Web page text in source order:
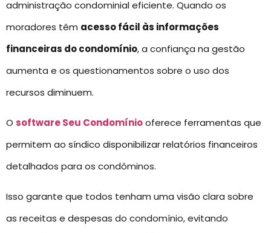
administração condominial eficiente. Quando os
moradores têm acesso fácil às informações
financeiras do condomínio, a confiança na gestão
aumenta e os questionamentos sobre o uso dos
recursos diminuem.
O software Seu Condomíniooferece ferramentas que
permitem ao síndico disponibilizar relatórios financeiros
detalhados para os condôminos.
Isso garante que todos tenham uma visão clara sobre
as receitas e despesas do condomínio, evitando